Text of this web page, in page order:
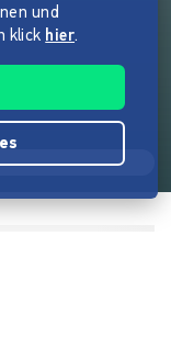
Voice
und
klick hier.